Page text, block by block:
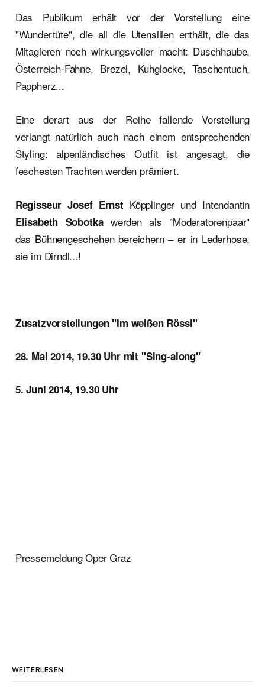
Das Publikum erhält vor der Vorstellung eine
"Wundertüte", die all die Utensilien enthält, die das
Mitagieren noch wirkungsvoller macht: Duschhaube,
Österreich-Fahne, Brezel, Kuhglocke, Taschentuch,
Pappherz...
Eine derart aus der Reihe fallende Vorstellung
verlangt natürlich auch nach einem entsprechenden
Styling: alpenländisches Outfit ist angesagt, die
feschesten Trachten werden prämiert.
Regisseur Josef ErnstKöpplinger und Intendantin
Elisabeth Sobotkawerden als "Moderatorenpaar"
das Bühnengeschehen bereichern – er in Lederhose,
sie im Dirndl...!
Zusatzvorstellungen "Im weißen Rössl"
28. Mai 2014, 19.30 Uhr mit "Sing-along"
5. Juni 2014, 19.30 Uhr
Pressemeldung Oper Graz
WEITERLESEN